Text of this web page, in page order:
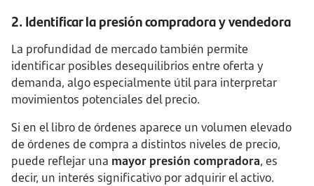
2. Identificar la presión compradora y vendedora
La profundidad de mercado también permite
identificar posibles desequilibrios entre oferta y
demanda, algo especialmente útil para interpretar
movimientos potenciales del precio.
Si en el libro de órdenes aparece un volumen elevado
de órdenes de compra a distintos niveles de precio,
puede reflejar una mayor presión compradora, es
decir, un interés significativo por adquirir el activo.